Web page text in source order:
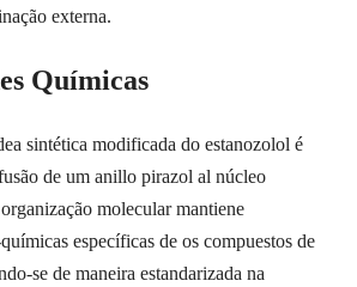
externa.
Químicas
sintética modificada do estanozolol é
de um anillo pirazol al núcleo
molecular mantiene
específicas de os compuestos de
se de maneira estandarizada na